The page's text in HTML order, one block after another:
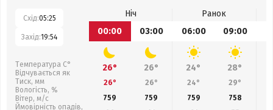
Схід:05:25
Захід:19:54
Температура С°
Відчувається як
Тиск, мм
Вологість, %
Вітер, м/с
Ймовірність опадів,
Ніч
Ранок
00:00
03:00 06:00 09:00
26° 26° 24° 28°
26° 26° 24° 29°
759
759 759 758